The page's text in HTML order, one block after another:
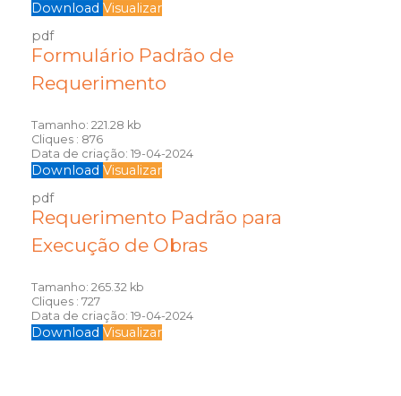
Download Visualizar
pdf
Formulário Padrão de
Requerimento
Tamanho: 221.28 kb
Cliques : 876
Data de criação: 19-04-2024
Download Visualizar
pdf
Requerimento Padrão para
Execução de Obras
Tamanho: 265.32 kb
Cliques : 727
Data de criação: 19-04-2024
Download Visualizar